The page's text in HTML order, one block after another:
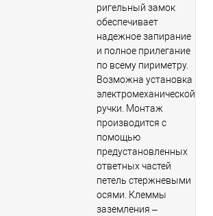
ригельный замок
обеспечивает
надежное запирание
и полное прилегание
по всему пириметру.
Возможна установка
электромеханической
ручки. Монтаж
производится с
помощью
предустановленных
ответных частей
петель стержневыми
осями. Клеммы
заземления –